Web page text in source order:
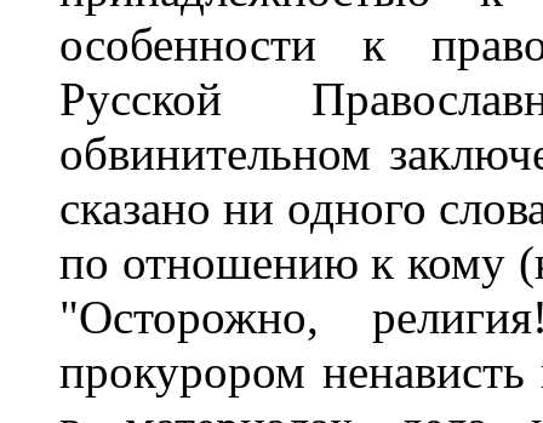
особенности к
Русской
обвинительном
сказано ни одного
по отношению к кому
"Осторожно,
прокурором